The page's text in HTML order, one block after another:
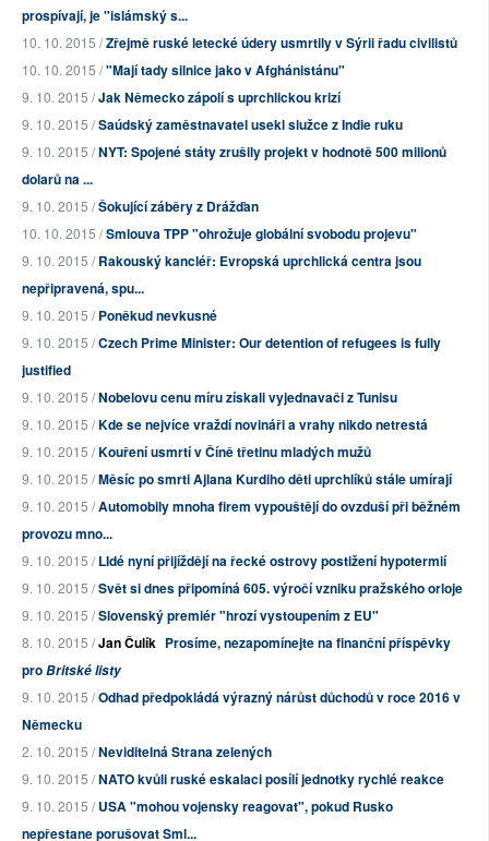
prospívají, je "islámský s...
10. 10. 2015 /Zřejmě ruské letecké údery usmrtily v Sýrii řadu civilistů
10. 10. 2015 /"Mají tady silnice jako v Afghánistánu"
9. 10. 2015 /Jak Německo zápolí s uprchlickou krizí
9. 10. 2015 /Saúdský zaměstnavatel usekl služce z Indie ruku
9. 10. 2015 /NYT: Spojené státy zrušily projekt v hodnotě 500 milionů
dolarů na ...
9. 10. 2015 /Šokující záběry z Drážďan
10. 10. 2015 /Smlouva TPP "ohrožuje globální svobodu projevu"
9. 10. 2015 /Rakouský kancléř: Evropská uprchlická centra jsou
nepřipravená, spu...
9. 10. 2015 /Poněkud nevkusné
9. 10. 2015 /Czech Prime Minister: Our detention of refugees is fully
justified
9. 10. 2015 /Nobelovu cenu míru získali vyjednavači z Tunisu
9. 10. 2015 /Kde se nejvíce vraždí novináři a vrahy nikdo netrestá
9. 10. 2015 /Kouření usmrtí v Číně třetinu mladých mužů
9. 10. 2015 /Měsíc po smrti Ajlana Kurdiho děti uprchlíků stále umírají
9. 10. 2015 /Automobily mnoha firem vypouštějí do ovzduší při běžném
provozu mno...
9. 10. 2015 /LIdé nyní přijíždějí na řecké ostrovy postižení hypotermií
9. 10. 2015 /Svět si dnes připomíná 605. výročí vzniku pražského orloje
9. 10. 2015 /Slovenský premiér "hrozí vystoupením z EU"
8. 10. 2015 /Jan Čulík Prosíme, nezapomínejte na finanční příspěvky
proBritské listy
9. 10. 2015 /Odhad předpokládá výrazný nárůst důchodů v roce 2016 v
Německu
2. 10. 2015 /Neviditelná Strana zelených
9. 10. 2015 /NATO kvůli ruské eskalaci posílí jednotky rychlé reakce
9. 10. 2015 /USA "mohou vojensky reagovat", pokud Rusko
nepřestane porušovat Sml...